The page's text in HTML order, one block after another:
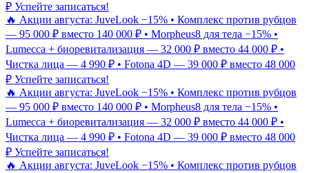
₽ Успейте записаться!
🔥 Акции августа: JuveLook −15% • Комплекс против рубцов
— 95 000 ₽ вместо 140 000 ₽ • Morpheus8 для тела −15% •
Lumecca + биоревитализация — 32 000 ₽ вместо 44 000 ₽ •
Чистка лица — 4 990 ₽ • Fotona 4D — 39 000 ₽ вместо 48 000
₽ Успейте записаться!
🔥 Акции августа: JuveLook −15% • Комплекс против рубцов
— 95 000 ₽ вместо 140 000 ₽ • Morpheus8 для тела −15% •
Lumecca + биоревитализация — 32 000 ₽ вместо 44 000 ₽ •
Чистка лица — 4 990 ₽ • Fotona 4D — 39 000 ₽ вместо 48 000
₽ Успейте записаться!
🔥 Акции августа: JuveLook −15% • Комплекс против рубцов